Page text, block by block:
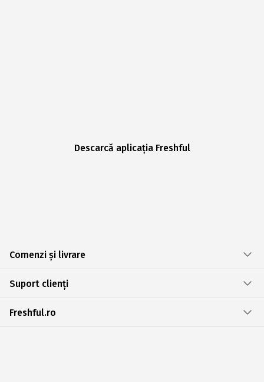
Descarcă aplicația Freshful
Comenzi și livrare
Suport clienți
Freshful.ro